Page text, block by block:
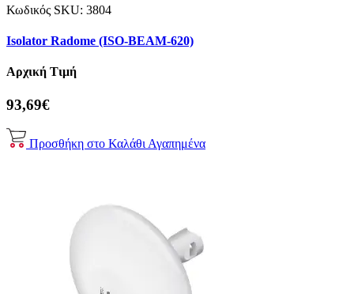
Κωδικός SKU: 3804
Isolator Radome (ISO-BEAM-620)
Αρχική Τιμή
93,69€
Προσθήκη στο Καλάθι Αγαπημένα